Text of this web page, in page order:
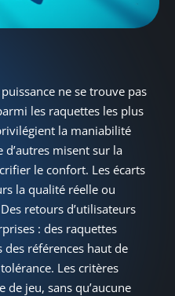
ne se trouve pas
les raquettes les plus
la maniabilité
misent sur la
le confort. Les écarts
la qualité réelle ou
retours d’utilisateurs
: des raquettes
références haut de
Les critères
jeu, sans qu’aucune